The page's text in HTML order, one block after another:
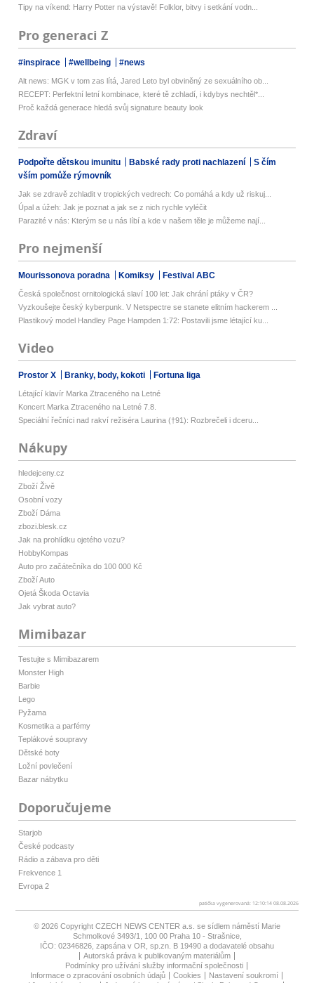
Tipy na víkend: Harry Potter na výstavě! Folklor, bitvy i setkání vodn...
Pro generaci Z
#inspirace #wellbeing #news
Alt news: MGK v tom zas lítá, Jared Leto byl obviněný ze sexuálního ob...
RECEPT: Perfektní letní kombinace, které tě zchladí, i kdybys nechtěl*...
Proč každá generace hledá svůj signature beauty look
Zdraví
Podpořte dětskou imunitu Babské rady proti nachlazení
S čím
vším pomůže rýmovník
Jak se zdravě zchladit v tropických vedrech: Co pomáhá a kdy už riskuj...
Úpal a úžeh: Jak je poznat a jak se z nich rychle vyléčit
Parazité v nás: Kterým se u nás líbí a kde v našem těle je můžeme nají...
Pro nejmenší
Mourissonova poradna Komiksy Festival ABC
Česká společnost ornitologická slaví 100 let: Jak chrání ptáky v ČR?
Vyzkoušejte český kyberpunk. V Netspectre se stanete elitním hackerem ...
Plastikový model Handley Page Hampden 1:72: Postavili jsme létající ku...
Video
Prostor X Branky, body, kokoti Fortuna liga
Létající klavír Marka Ztraceného na Letné
Koncert Marka Ztraceného na Letné 7.8.
Speciální řečníci nad rakví režiséra Laurina (†91): Rozbrečeli i dceru...
Nákupy
hledejceny.cz
Zboží Živě
Osobní vozy
Zboží Dáma
zbozi.blesk.cz
Jak na prohlídku ojetého vozu?
HobbyKompas
Auto pro začátečníka do 100 000 Kč
Zboží Auto
Ojetá Škoda Octavia
Jak vybrat auto?
Mimibazar
Testujte s Mimibazarem
Monster High
Barbie
Lego
Pyžama
Kosmetika a parfémy
Teplákové soupravy
Dětské boty
Ložní povlečení
Bazar nábytku
Doporučujeme
Starjob
České podcasty
Rádio a zábava pro děti
Frekvence 1
Evropa 2
patička vygenerovaná: 12:10:14 08.08.2026
© 2026 Copyright CZECH NEWS CENTER a.s. se sídlem náměstí Marie
Schmolkové 3493/1, 100 00 Praha 10 - Strašnice,
IČO: 02346826, zapsána v OR, sp.zn. B 19490 a dodavatelé obsahu
Autorská práva k publikovaným materiálům
Podmínky pro užívání služby informační společnosti
Informace o zpracování osobních údajů
Cookies
Nastavení soukromí